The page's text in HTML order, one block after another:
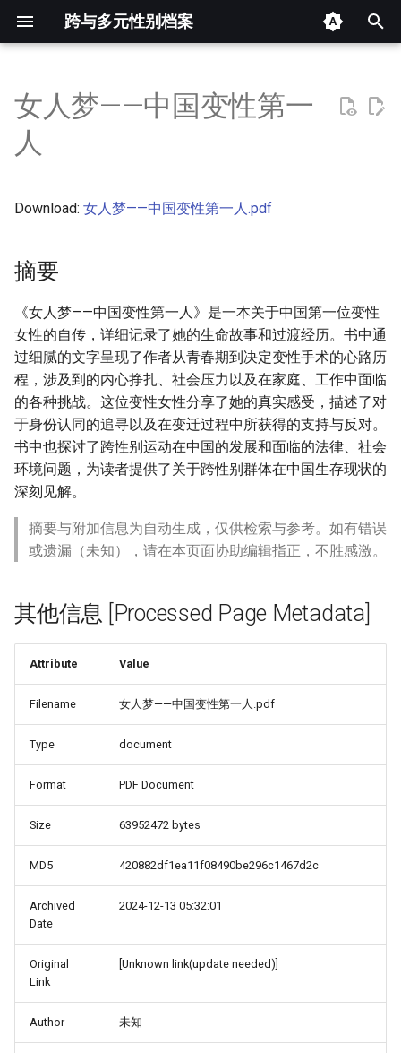
跨与多元性别档案
入
以
开
摘要
女人梦——中国变性第一
人
Download: 女人梦——中国变性第一人.pdf
摘要
《女人梦——中国变性第一人》是一本关于中国第一位变性
女性的自传，详细记录了她的生命故事和过渡经历。书中通
过细腻的文字呈现了作者从青春期到决定变性手术的心路历
程，涉及到的内心挣扎、社会压力以及在家庭、工作中面临
的各种挑战。这位变性女性分享了她的真实感受，描述了对
于身份认同的追寻以及在变迁过程中所获得的支持与反对。
书中也探讨了跨性别运动在中国的发展和面临的法律、社会
环境问题，为读者提供了关于跨性别群体在中国生存现状的
深刻见解。
摘要与附加信息为自动生成，仅供检索与参考。如有错误
或遗漏（未知），请在本页面协助编辑指正，不胜感激。
其他信息 [Processed Page Metadata]
Attribute Value
Filename 女人梦——中国变性第一人.pdf
Type document
Format PDF Document
Size 63952472 bytes
MD5 420882df1ea11f08490be296c1467d2c
Archived
Date
2024-12-13 05:32:01
Original
Link
[Unknown link(update needed)]
Author 未知